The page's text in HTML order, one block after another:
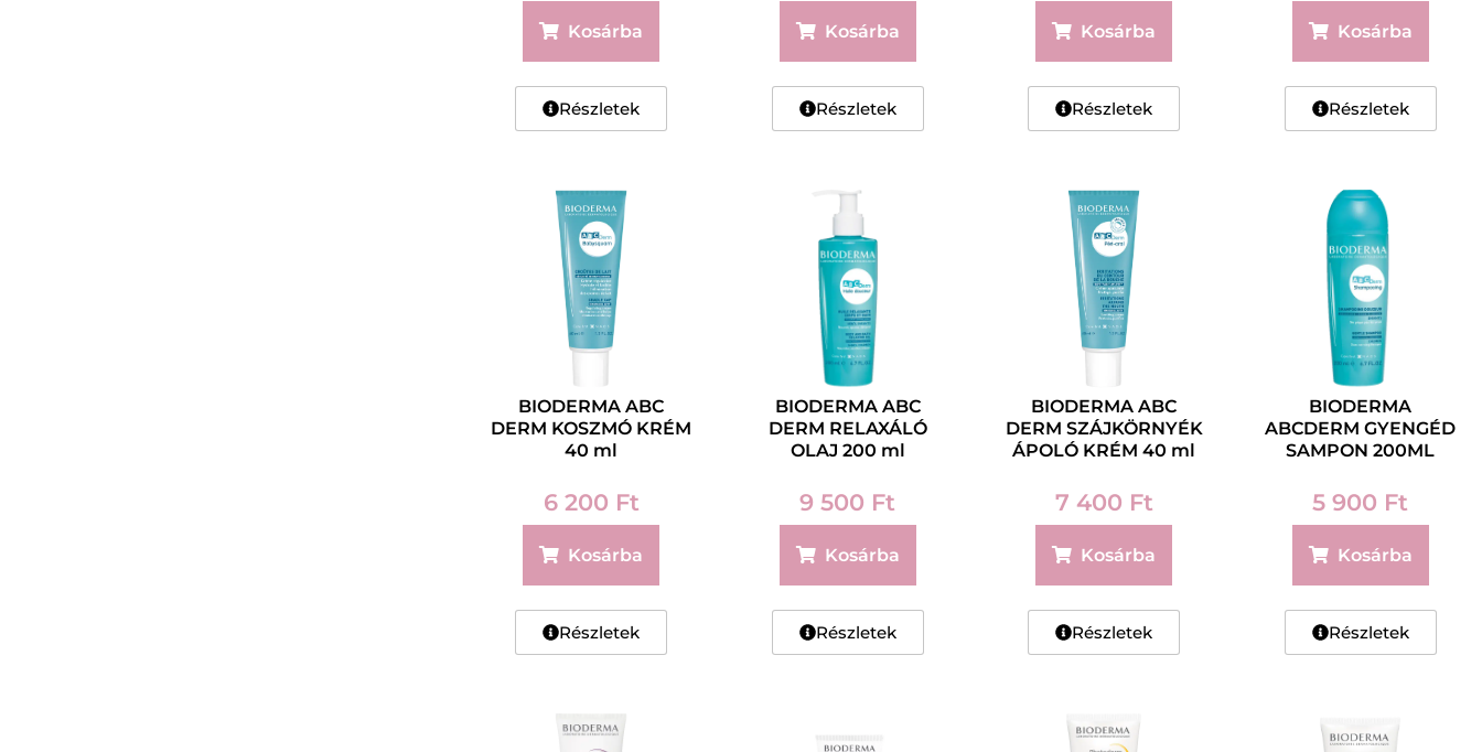
Kosárba
Részletek
Kosárba
Részletek
Kosárba
Részletek
Kosárba
Részletek
BIODERMA ABC
DERM KOSZMÓ KRÉM
40 ml
6 200 Ft
Kosárba
Részletek
BIODERMA ABC
DERM RELAXÁLÓ
OLAJ 200 ml
9 500 Ft
Kosárba
Részletek
BIODERMA ABC
DERM SZÁJKÖRNYÉK
ÁPOLÓ KRÉM 40 ml
7 400 Ft
Kosárba
Részletek
BIODERMA
ABCDERM GYENGÉD
SAMPON 200ML
5 900 Ft
Kosárba
Részletek